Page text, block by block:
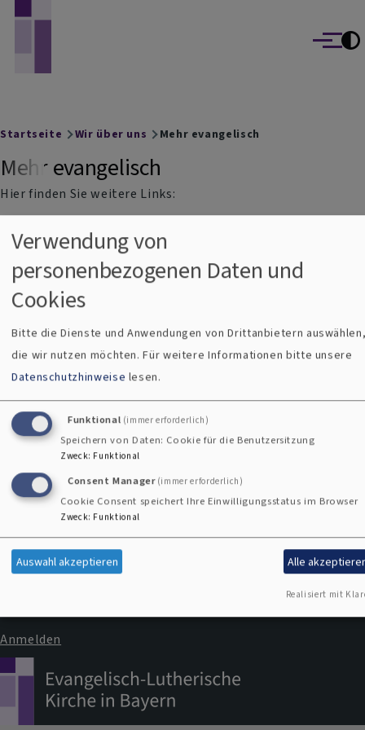
Menü
Breadcrumb
Startseite Wir über uns Mehr evangelisch
Mehr evangelisch
Hier finden Sie weitere Links:
Dekanats Augsburg
Evang.-Luth. Kirche Bayern
Evangelische Kirche Deutschland
e-wie-evangelisch
Kontaktformular
Fußbereichsmenü
Kontakt
Cookie-Einstellungen
Impressum
Datenschutzerklärung
Benutzermenü
Anmelden
Verwendung von
personenbezogenen Daten und
Cookies
Bitte die Dienste und Anwendungen von Drittanbietern
die wir nutzen möchten.Für weitere Informationen bitte unsere
Datenschutzhinweise lesen.
Funktional (immer erforderlich)
Speichern von Daten: Cookie für die Benutzersitzung
Zweck: Funktional
Consent Manager (immer erforderlich)
Cookie Consent speichert Ihre Einwilligungsstatus im Browser
Zweck: Funktional
Auswahl akzeptieren Alle
Realisiert mit